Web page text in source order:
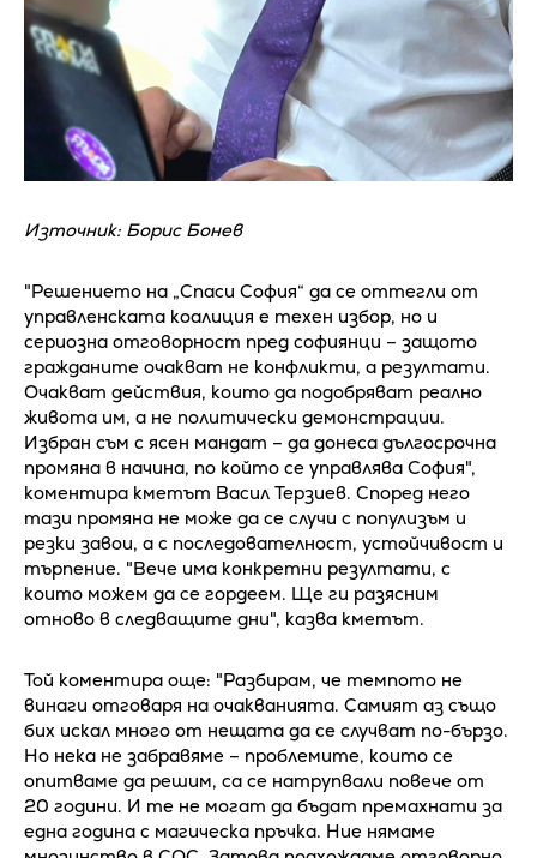
Източник: Борис Бонев
"Решението на „Спаси София“ да се оттегли от
управленската коалиция е техен избор, но и
сериозна отговорност пред софиянци – защото
гражданите очакват не конфликти, а резултати.
Очакват действия, които да подобряват реално
живота им, а не политически демонстрации.
Избран съм с ясен мандат – да донеса дългосрочна
промяна в начина, по който се управлява София",
коментира кметът Васил Терзиев. Според него
тази промяна не може да се случи с популизъм и
резки завои, а с последователност, устойчивост и
търпение. "Вече има конкретни резултати, с
които можем да се гордеем. Ще ги разясним
отново в следващите дни", казва кметът.
Той коментира още: "Разбирам, че темпото не
винаги отговаря на очакванията. Самият аз също
бих искал много от нещата да се случват по-бързо.
Но нека не забравяме – проблемите, които се
опитваме да решим, са се натрупвали повече от
20 години. И те не могат да бъдат премахнати за
една година с магическа пръчка. Ние нямаме